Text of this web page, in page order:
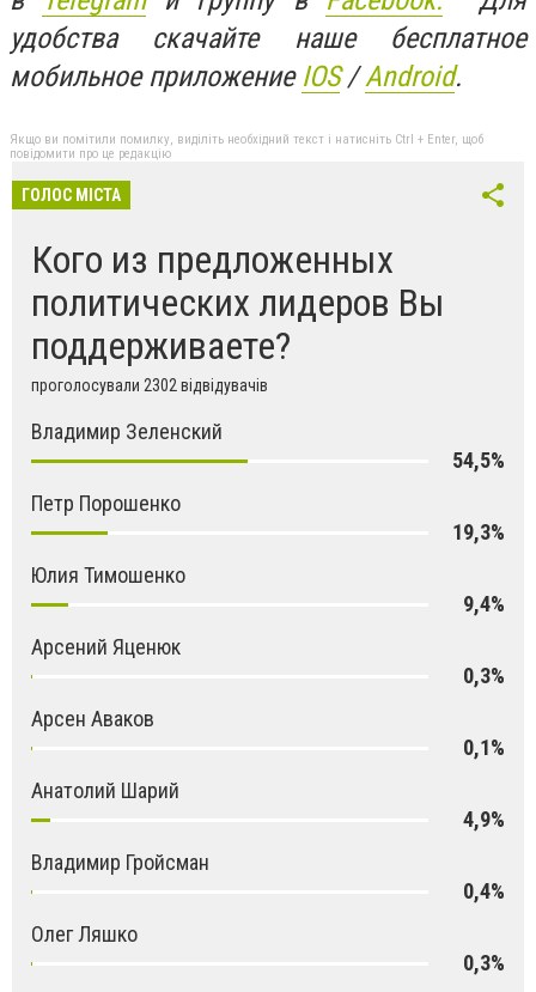
удобства скачайте наше бесплатное
мобильное приложение IOS/Android.
Якщо ви помітили помилку, виділіть необхідний текст і натисніть Ctrl + Enter, щоб
повідомити про це редакцію
ГОЛОС МІСТА
Кого из предложенных
политических лидеров Вы
поддерживаете?
проголосували 2302 відвідувачів
Владимир Зеленский
54,5%
Петр Порошенко
19,3%
Юлия Тимошенко
9,4%
Арсений Яценюк
0,3%
Арсен Аваков
0,1%
Анатолий Шарий
4,9%
Владимир Гройсман
0,4%
Олег Ляшко
0,3%